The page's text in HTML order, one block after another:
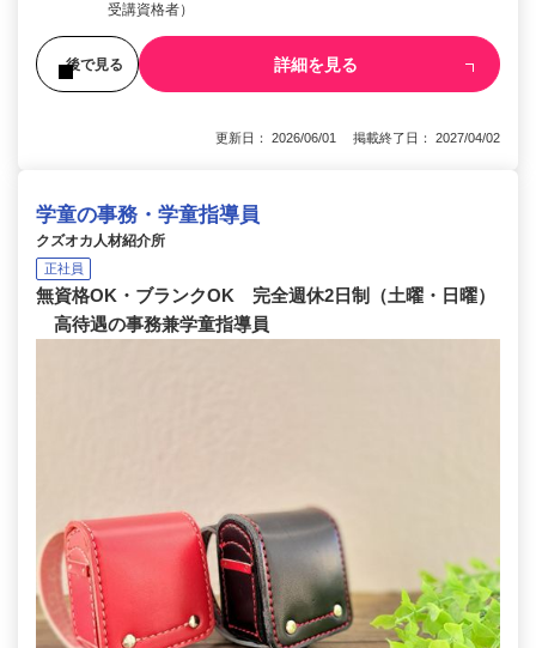
受講資格者）
後で見る 詳細を見る
更新日： 2026/06/01 掲載終了日： 2027/04/02
学童の事務・学童指導員
クズオカ人材紹介所
正社員
無資格OK・ブランクOK 完全週休2日制（土曜・日曜）
高待遇の事務兼学童指導員